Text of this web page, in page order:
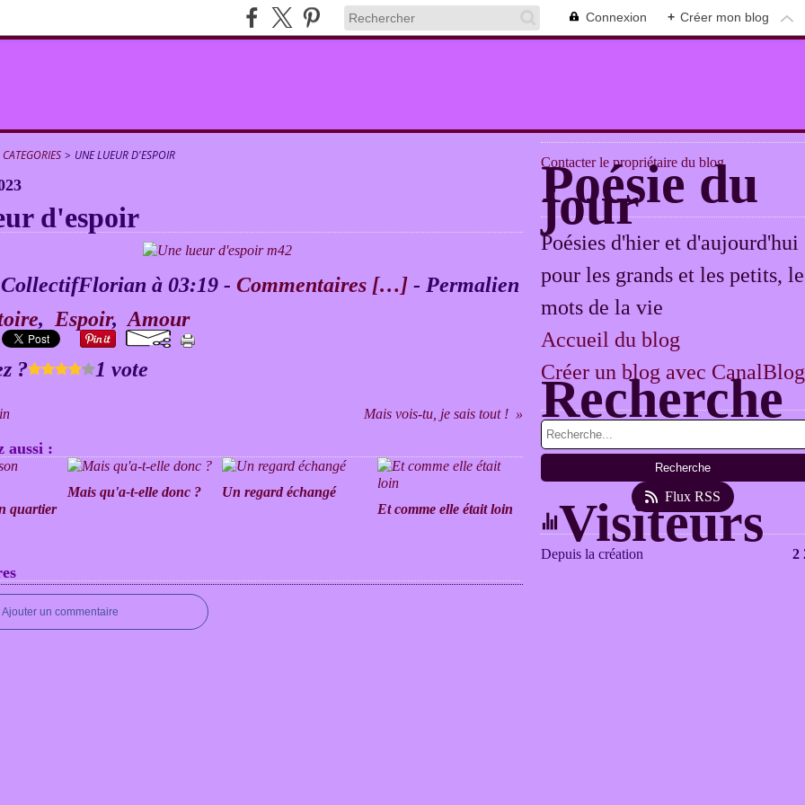
Connexion + Créer mon blog
CATEGORIES > UNE LUEUR D'ESPOIR
d'espoir
CollectifFlorian à 03:19 - Commentaires […] - Permalien
, Espoir, Amour
? 1 vote
Mais vois-tu, je sais tout !
aussi :
quartier
Mais qu'a-t-elle donc ?
Un regard échangé
Et comme elle était loin
Ajouter un commentaire
Contacter le propriétaire du blog
Poésie du
jour
Poésies d'hier et d'aujourd'hui
pour les grands et les petits,
mots de la vie
Accueil du blog
Créer un blog avec CanalBlog
Recherche
Flux RSS
Visiteurs
Depuis la création 2